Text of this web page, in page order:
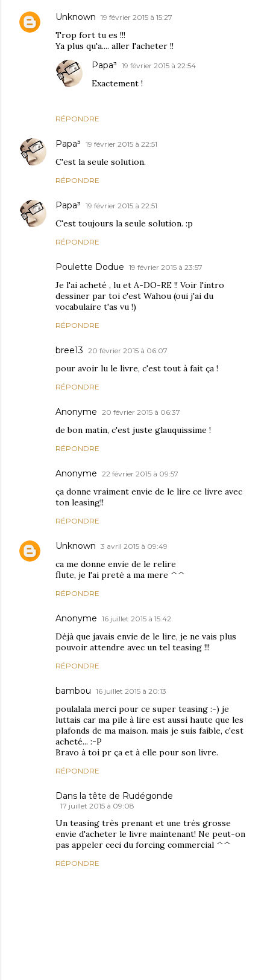
Unknown 19 février 2015 à 15:27
Trop fort tu es !!!
Ya plus qu'a.... aller l'acheter !!
RÉPONDRE
Papa³ 19 février 2015 à 22:54
Exactement !
Papa³ 19 février 2015 à 22:51
C'est la seule solution.
RÉPONDRE
Papa³ 19 février 2015 à 22:51
C'est toujours la seule solution. :p
RÉPONDRE
Poulette Dodue 19 février 2015 à 23:57
Je l'ai acheté , lu et A-DO-RE !! Voir l'intro
dessiner par toi c'est Wahou (oui j'ai du
vocabulaire t'as vu !)
RÉPONDRE
bree13 20 février 2015 à 06:07
pour avoir lu le livre, c'est tout à fait ça !
RÉPONDRE
Anonyme 20 février 2015 à 06:37
de bon matin, c'est juste glauquissime !
RÉPONDRE
Anonyme 22 février 2015 à 09:57
ça donne vraiment envie de le lire ce livre avec
ton leasing!!
RÉPONDRE
Unknown 3 avril 2015 à 09:49
ca me donne envie de le relire
flute, je l'ai preté a ma mere ^^
RÉPONDRE
Anonyme 16 juillet 2015 à 15:42
Déjà que javais envie de le lire, je ne vais plus
pouvoir attendre avec un tel teasing !!!
RÉPONDRE
bambou 16 juillet 2015 à 20:13
poulalala merci pour ce super teasing :-) je
luttais car ma pile à lire est aussi haute que les
plafonds de ma maison. mais je suis faible, c'est
acheté... :-P
Bravo à toi pr ça et à elle pour son livre.
RÉPONDRE
Dans la tête de Rudégonde
17 juillet 2015 à 09:08
Un teasing très prenant et une très grosse
envie d'acheter le livre maintenant! Ne peut-on
pas appeler ceci du forcing commercial ^^
RÉPONDRE